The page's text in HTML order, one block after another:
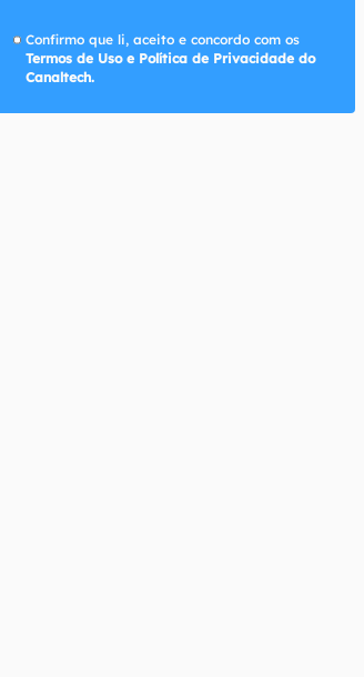
Confirmo que li, aceito e concordo com os
Termos de Uso e Política de Privacidade do
Canaltech.